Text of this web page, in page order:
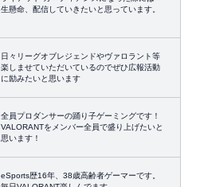
生懸命、配信していきたいと思っています。
日々リーグオブレジェンドやヴァロラント等
楽しませていただいているのでぜひ広報活動
に励みたいと思います
全員プロダンサーの踊り子ゲーミングです！
VALORANTをメンバー全員で盛り上げたいと
思います！
eSports歴16年、38歳高齢者ゲーマーです。